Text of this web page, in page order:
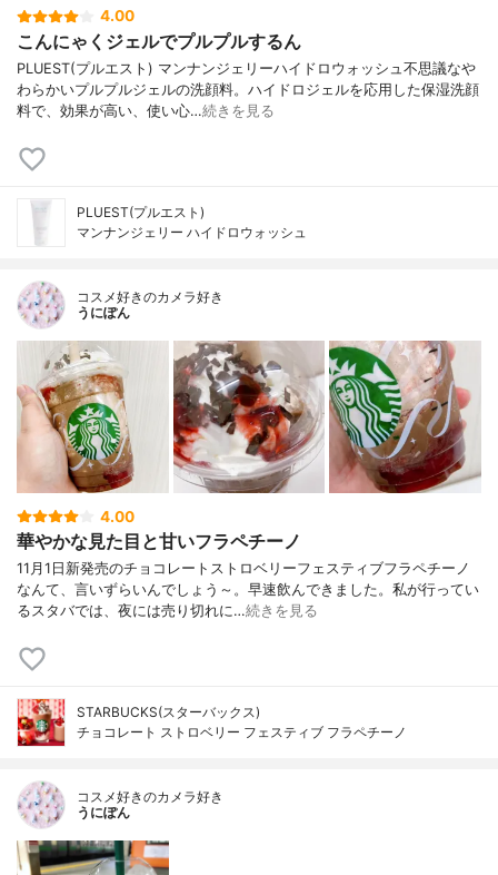
4.00
こんにゃくジェルでプルプルするん
PLUEST(プルエスト) マンナンジェリーハイドロウォッシュ不思議なや
わらかいプルプルジェルの洗顔料。ハイドロジェルを応用した保湿洗顔
料で、効果が高い、使い心…続きを見る
PLUEST(プルエスト)
マンナンジェリー ハイドロウォッシュ
コスメ好きのカメラ好き
うにぽん
4.00
華やかな見た目と甘いフラペチーノ
11月1日新発売のチョコレートストロベリーフェスティブフラペチーノ
なんて、言いずらいんでしょう～。早速飲んできました。私が行ってい
るスタバでは、夜には売り切れに…続きを見る
STARBUCKS(スターバックス)
チョコレート ストロベリー フェスティブ フラペチーノ
コスメ好きのカメラ好き
うにぽん